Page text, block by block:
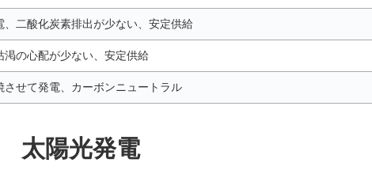
二酸化炭素排出が少ない、安定供給
の心配が少ない、安定供給
せて発電、カーボンニュートラル
太陽光発電